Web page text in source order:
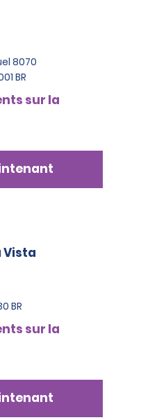
8070
BR
sur la
Vista
BR
sur la